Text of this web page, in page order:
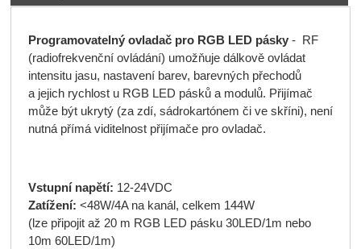
Programovatelný ovladač pro RGB LED pásky- RF
(radiofrekvenční ovládání) umožňuje dálkově ovládat
intensitu jasu, nastavení barev, barevných přechodů
a jejich rychlost u RGB LED pásků a modulů. Přijímač
může být ukrytý (za zdí, sádrokartónem či ve skříni), není
nutná přímá viditelnost přijímače pro ovladač.
Vstupní napětí: 12-24VDC
Zatížení: <48W/4A na kanál, celkem 144W
(lze připojit až 20 m RGB LED pásku 30LED/1m nebo
10m 60LED/1m)